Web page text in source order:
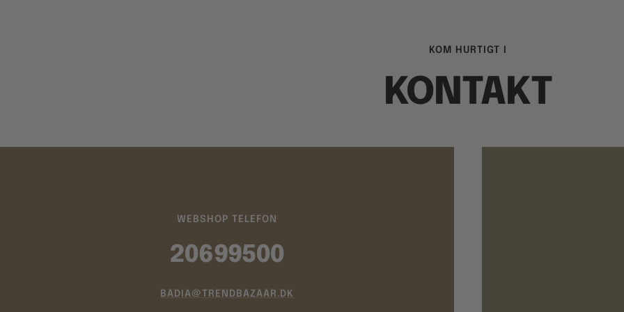
KOM HURTIGT I
KONTAKT
WEBSHOP TELEFON
20699500
BADIA@TRENDBAZAAR.DK